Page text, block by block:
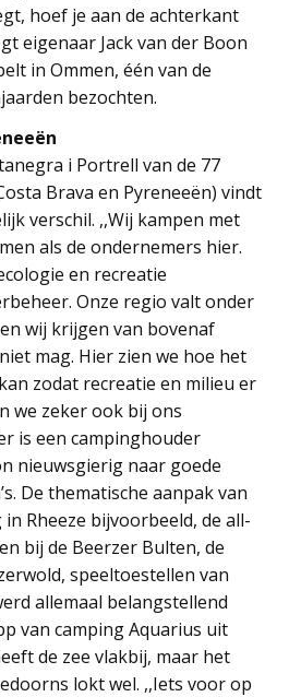
hoef je aan de achterkant
eigenaar Jack van der Boon
in Ommen, één van de
bezochten.
i Portrell van de 77
Brava en Pyreneeën) vindt
verschil. ,,Wij kampen met
als de ondernemers hier.
en recreatie
Onze regio valt onder
wij krijgen van bovenaf
mag. Hier zien we hoe het
zodat recreatie en milieu er
we zeker ook bij ons
is een campinghouder
nieuwsgierig naar goede
De thematische aanpak van
Rheeze bijvoorbeeld, de all-
bij de Beerzer Bulten, de
speeltoestellen van
allemaal belangstellend
van camping Aquarius uit
de zee vlakbij, maar het
lokt wel. ,,Iets voor op